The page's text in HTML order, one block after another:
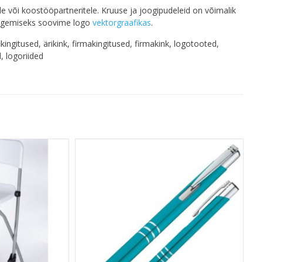
või koostööpartneritele. Kruuse ja joogipudeleid on võimalik
soovime logovektorgraafikas.
ärikink, firmakingitused, firmakink, logotooted,
logoriided